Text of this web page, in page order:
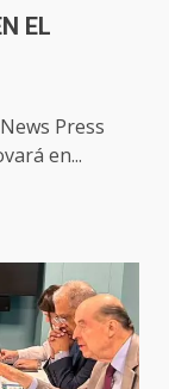
EL
Press
en...